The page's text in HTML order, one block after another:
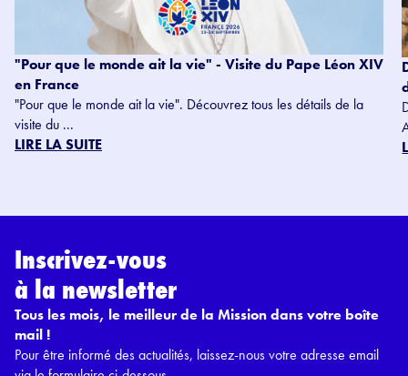
"Pour que le monde ait la vie" - Visite du Pape Léon XIV
en France
"Pour que le monde ait la vie". Découvrez tous les détails de la
visite du ...
LIRE LA SUITE
Inscrivez-vous
à la newsletter
Tous les mois, le meilleur de la Mission dans votre boîte
mail !
Pour être informé des actualités, laissez-nous votre adresse email